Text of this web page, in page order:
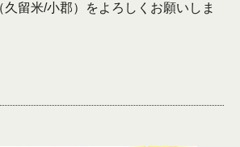
留米/小郡）をよろしくお願いしま